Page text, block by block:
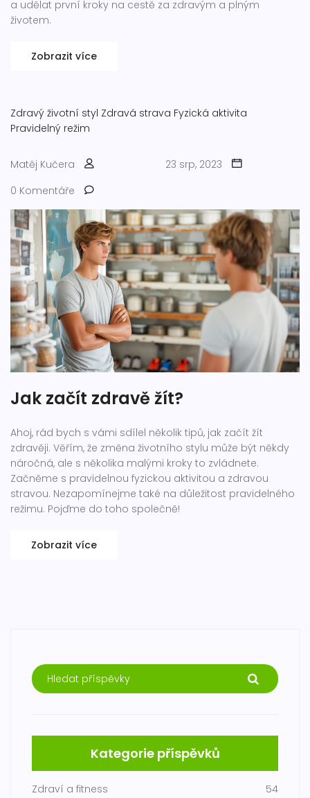
a udělat první kroky na cestě za zdravým a plným
životem.
Zobrazit více
Zdravý životní styl Zdravá strava Fyzická aktivita
Pravidelný režim
Matěj Kučera
23 srp, 2023
0 Komentáře
Jak začít zdravě žít?
Ahoj, rád bych s vámi sdílel několik tipů, jak začít žít
zdravěji. Věřím, že změna životního stylu může být někdy
náročná, ale s několika malými kroky to zvládnete.
Začněme s pravidelnou fyzickou aktivitou a zdravou
stravou. Nezapomínejme také na důležitost pravidelného
režimu. Pojďme do toho společně!
Zobrazit více
Kategorie příspěvků
Zdraví a fitness 54